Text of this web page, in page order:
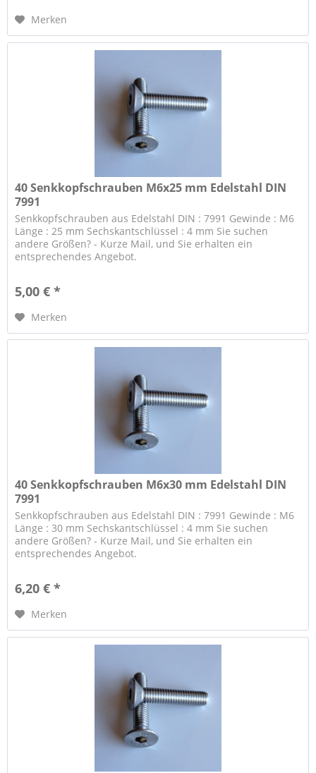
Merken
40 Senkkopfschrauben M6x25 mm Edelstahl DIN
7991
Senkkopfschrauben aus Edelstahl DIN : 7991 Gewinde : M6
Länge : 25 mm Sechskantschlüssel : 4 mm Sie suchen
andere Größen? - Kurze Mail, und Sie erhalten ein
entsprechendes Angebot.
5,00 € *
Merken
40 Senkkopfschrauben M6x30 mm Edelstahl DIN
7991
Senkkopfschrauben aus Edelstahl DIN : 7991 Gewinde : M6
Länge : 30 mm Sechskantschlüssel : 4 mm Sie suchen
andere Größen? - Kurze Mail, und Sie erhalten ein
entsprechendes Angebot.
6,20 € *
Merken